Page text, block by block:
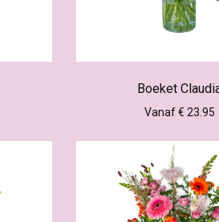
Boeket
Vanaf € 23.95